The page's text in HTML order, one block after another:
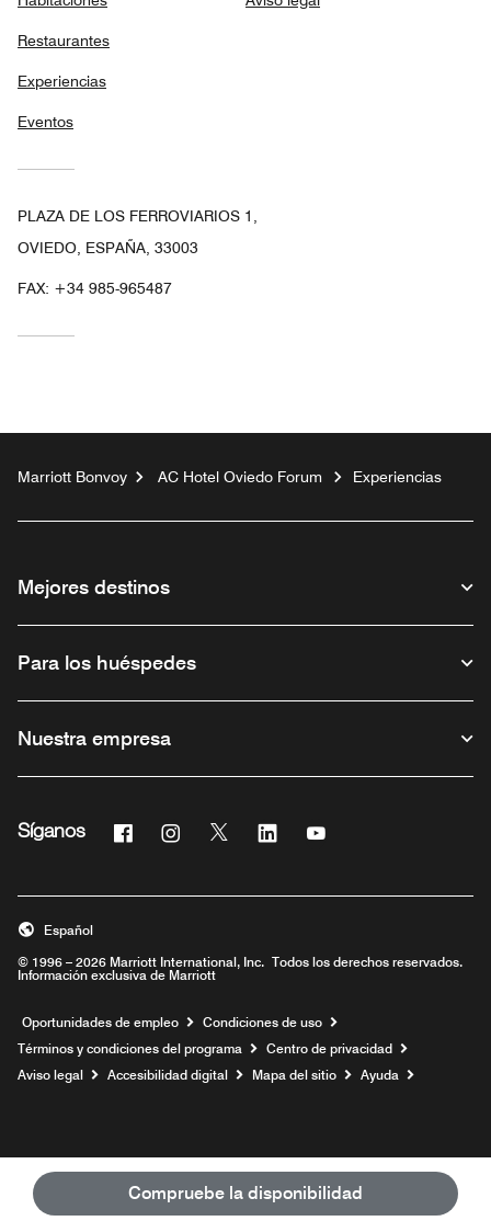
Compruebe la disponibilidad
Restaurantes
Experiencias
Eventos
PLAZA DE LOS FERROVIARIOS 1,
OVIEDO, ESPAÑA, 33003
FAX: +34 985-965487
Marriott Bonvoy AC Hotel Oviedo Forum Experiencias
Mejores destinos
Para los huéspedes
Nuestra empresa
Síganos Facebook
Abre una ventana nueva
Instagram
Abre una ventana nueva
Twitter
Abre una ventana nueva
Linkedin
Abre una ventana nueva
Abre una ventana
© 1996 – 2026 Marriott International, Inc. Todos los derechos reservados.
Información exclusiva de Marriott
Español
Oportunidades de empleo Abre una ventana nueva
Condiciones de uso
Términos y condiciones del programa
Centro de privacidad
Aviso legal
Accesibilidad digital Mapa del sitio Ayuda